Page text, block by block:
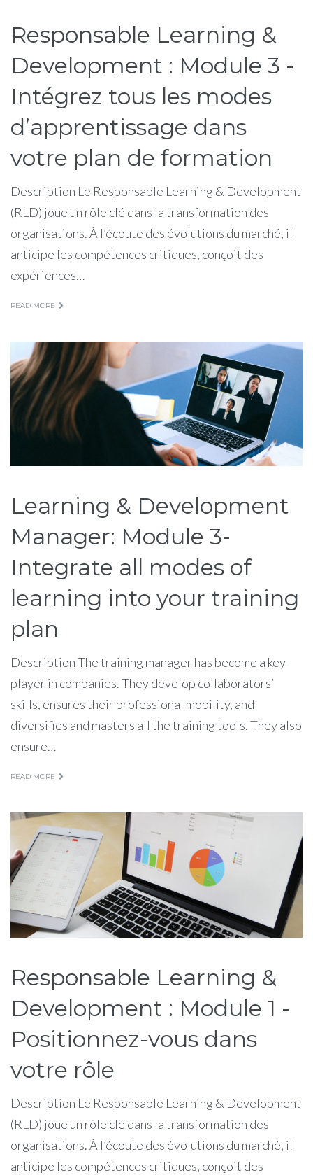
Responsable Learning &
Development : Module 3 -
Intégrez tous les modes
d’apprentissage dans
votre plan de formation
Description Le Responsable Learning & Development
(RLD) joue un rôle clé dans la transformation des
organisations. À l’écoute des évolutions du marché, il
anticipe les compétences critiques, conçoit des
expériences…
READ MORE
Learning & Development
Manager: Module 3-
Integrate all modes of
learning into your training
plan
Description The training manager has become a key
player in companies. They develop collaborators’
skills, ensures their professional mobility, and
diversifies and masters all the training tools. They also
ensure…
READ MORE
Responsable Learning &
Development : Module 1 -
Positionnez-vous dans
votre rôle
Description Le Responsable Learning & Development
(RLD) joue un rôle clé dans la transformation des
organisations. À l’écoute des évolutions du marché, il
anticipe les compétences critiques, conçoit des